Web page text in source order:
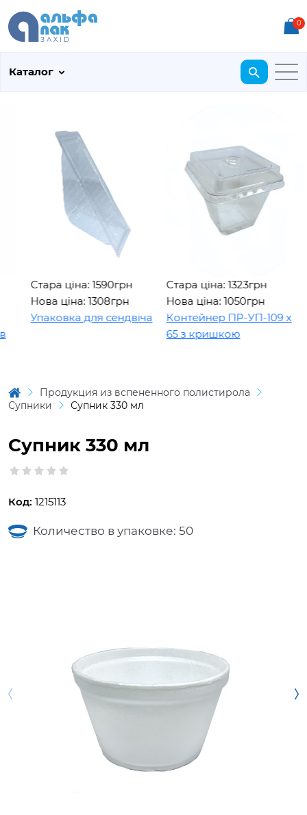
0
Каталог
Стара ціна: 1590грн
Нова ціна: 1308грн
Упаковка для сендвіча
Стара ціна: 1323грн
Нова ціна: 1050грн
Контейнер ПР-УП-109 х
65 з кришкою
Продукция из вспененного полистирола
Супники
Супник 330 мл
Супник 330 мл
Код: 1215113
Количество в упаковке: 50